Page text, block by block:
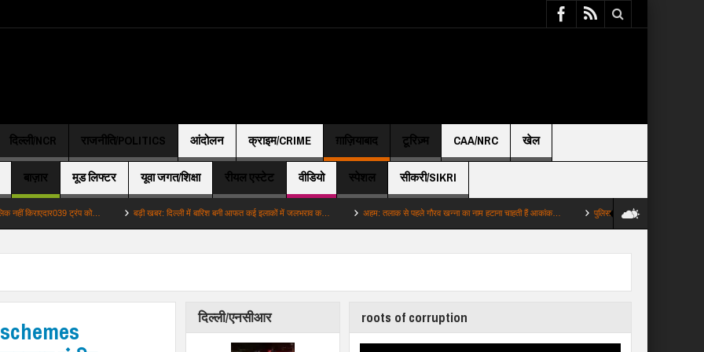
दिल्ली/NCR राजनीति/POLITICS आंदोलन क्राइम/CRIME ग़ाज़ियाबाद टूरिज़्म CAA/NRC खेल
बाज़ार मूड लिफ्टर यूवा जगत/शिक्षा रीयल एस्टेट वीडियो स्पेशल सीकरी/SIKRI
ट्रंप को… बड़ी खबर: दिल्ली में बारिश बनी आफत कई इलाकों में जलभराव क… अहम: तलाक से पहले गौरव खन्ना का नाम हटाना चाहती हैं आकांक… पुलिस: नाले के पानी में केले धोने का सच
दिल्ली/एनसीआर roots of corruption